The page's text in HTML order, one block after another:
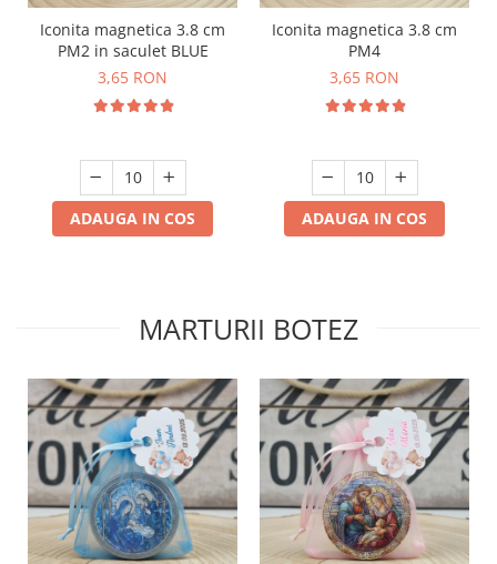
Iconita magnetica 3.8 cm
PM2 in saculet BLUE
3,65 RON
ADAUGA IN COS
Iconita magnetica 3.8 cm
PM4
3,65 RON
ADAUGA IN COS
MARTURII BOTEZ